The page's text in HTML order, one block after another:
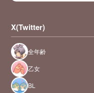
X(Twitter)
全年齢
乙女
BL